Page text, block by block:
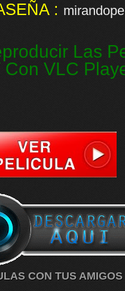
:
Las
Con VLC
CON TUS AMIGOS